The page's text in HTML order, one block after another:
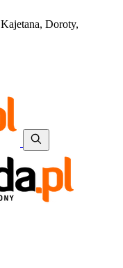
Kajetana, Doroty,